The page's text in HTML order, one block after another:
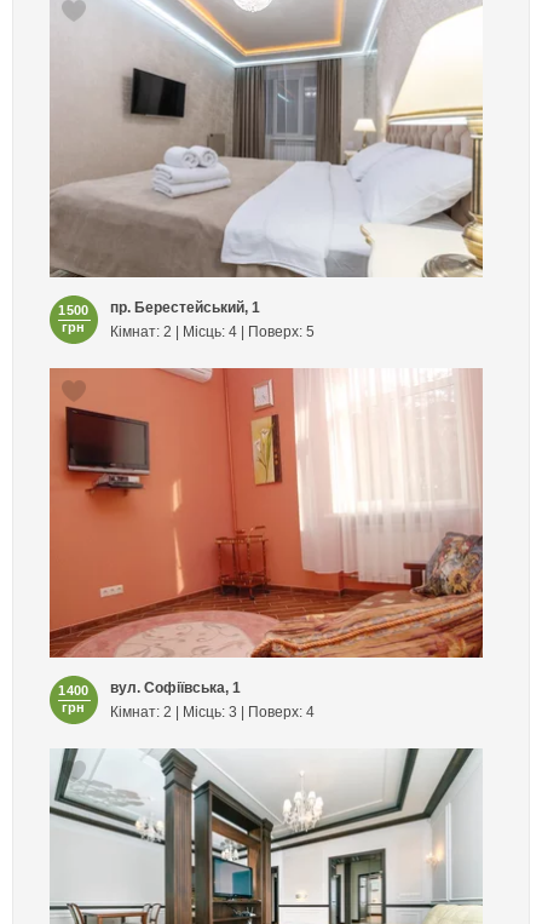
1500
грн
пр. Берестейський, 1
Кімнат: 2 | Місць: 4 | Поверх: 5
1400
грн
вул. Софіївська, 1
Кімнат: 2 | Місць: 3 | Поверх: 4